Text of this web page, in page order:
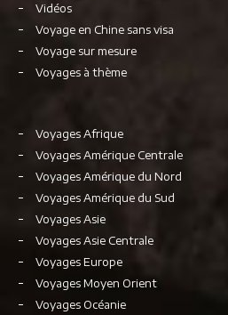
Vidéos
Voyage en Chine sans visa
Voyage sur mesure
Voyages à thème
Voyages Afrique
Voyages Amérique Centrale
Voyages Amérique du Nord
Voyages Amérique du Sud
Voyages Asie
Voyages Asie Centrale
Voyages Europe
Voyages Moyen Orient
Voyages Océanie